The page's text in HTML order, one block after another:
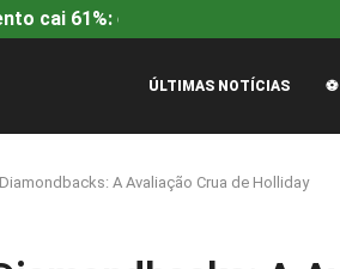
cai 61%: entenda a queda...
ÚLTIMAS NOTÍCIAS
A Avaliação Crua de Holliday